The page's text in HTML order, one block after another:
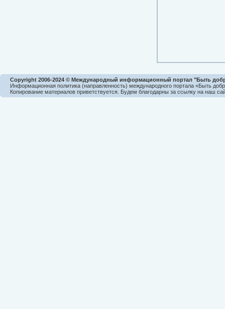
Copyright 2006-2024 © Международный информационный портал "Быть
Информационная политика (направленность) международного портала «Быть
Копирование материалов приветствуется. Будем благодарны за ссылку на наш